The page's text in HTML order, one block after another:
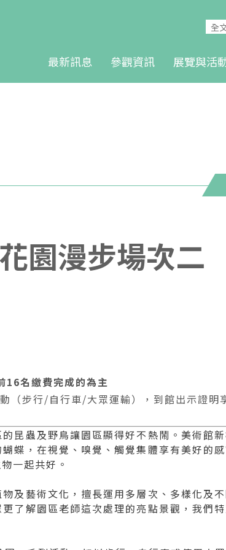
最新訊息 參觀資訊 展覽與活
園漫步場次二
16名繳費完成的為主
（步行/自行車/大眾運輸），到館出示證明
昆蟲及野鳥讓園區顯得好不熱鬧。美術館
蝶，在視覺、嗅覺、觸覺集體享有美好的
一起共好。
及藝術文化，擅長運用多層次、多樣化及
了解園區老師這次處理的亮點景觀，我們